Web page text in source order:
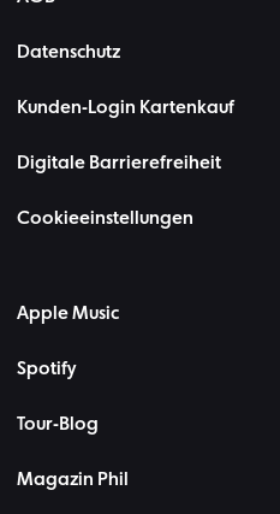
Datenschutz
Kunden-Login Kartenkauf
Digitale Barrierefreiheit
Cookieeinstellungen
Apple Music
Spotify
Tour-Blog
Magazin Phil